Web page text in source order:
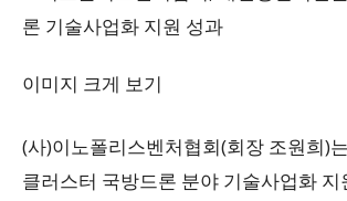
이미지 크게 보기
(사)이노폴리스벤처협회(회장 조원희)
클러스터 국방드론 분야 기술사업화